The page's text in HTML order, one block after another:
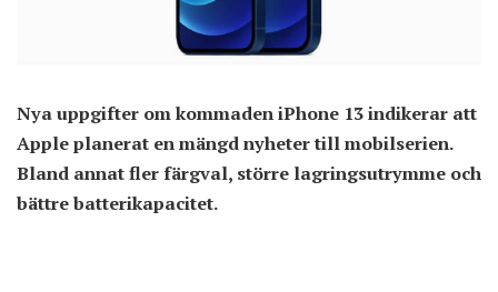
Nya uppgifter om kommaden iPhone 13 indikerar att
Apple planerat en mängd nyheter till mobilserien.
Bland annat fler färgval, större lagringsutrymme och
bättre batterikapacitet.